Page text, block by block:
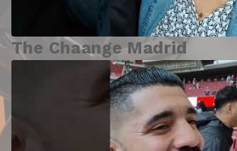
The Chaange Madrid